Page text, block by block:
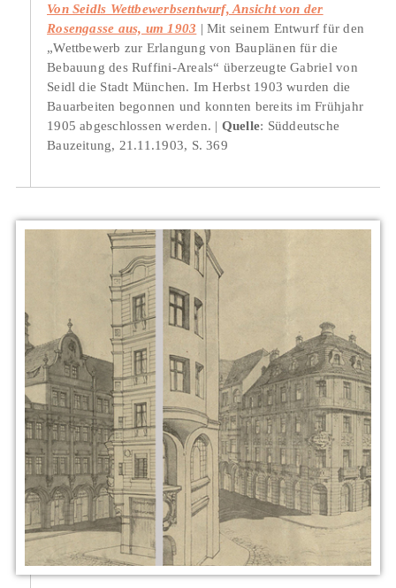
Von Seidls Wettbewerbsentwurf, Ansicht von der
Rosengasse aus, um 1903
Mit seinem Entwurf für den
„Wettbewerb zur Erlangung von Bauplänen für die
Bebauung des Ruffini-Areals“ überzeugte Gabriel von
Seidl die Stadt München. Im Herbst 1903 wurden die
Bauarbeiten begonnen und konnten bereits im Frühjahr
1905 abgeschlossen werden.
Quelle: Süddeutsche
Bauzeitung, 21.11.1903, S. 369